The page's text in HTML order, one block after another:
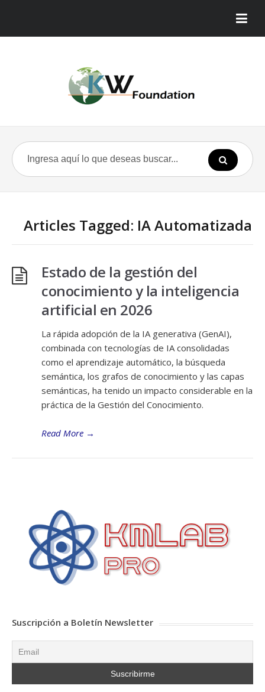
Articles Tagged: IA Automatizada
Estado de la gestión del
conocimiento y la inteligencia
artificial en 2026
La rápida adopción de la IA generativa (GenAI),
combinada con tecnologías de IA consolidadas
como el aprendizaje automático, la búsqueda
semántica, los grafos de conocimiento y las capas
semánticas, ha tenido un impacto considerable en la
práctica de la Gestión del Conocimiento.
Read More →
Suscripción a Boletín Newsletter